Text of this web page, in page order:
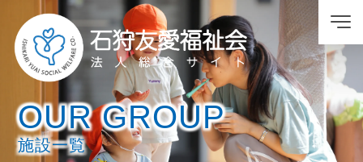
OUR GROUP
施設一覧